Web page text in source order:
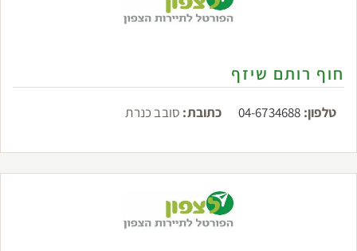
חוף רותם שיזף
טלפון: 04-6734688 כתובת: סובב כנרת